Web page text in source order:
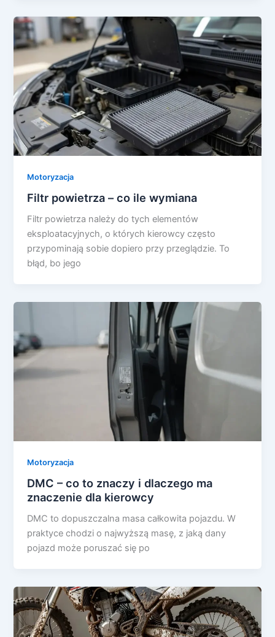
Motoryzacja
Filtr powietrza – co ile wymiana
Filtr powietrza należy do tych elementów
eksploatacyjnych, o których kierowcy często
przypominają sobie dopiero przy przeglądzie. To
błąd, bo jego
Motoryzacja
DMC – co to znaczy i dlaczego ma
znaczenie dla kierowcy
DMC to dopuszczalna masa całkowita pojazdu. W
praktyce chodzi o najwyższą masę, z jaką dany
pojazd może poruszać się po